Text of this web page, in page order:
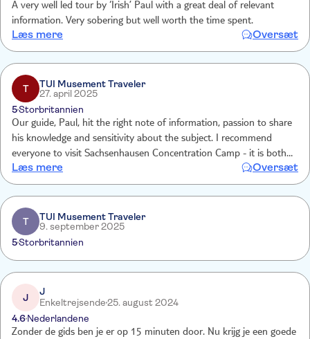
A very well led tour by ‘Irish’ Paul with a great deal of relevant
information. Very sobering but well worth the time spent.
Læs mere Oversæt
T
TUI Musement Traveler
27. april 2025
5Storbritannien
Our guide, Paul, hit the right note of information, passion to share
his knowledge and sensitivity about the subject. I recommend
everyone to visit Sachsenhausen Concentration Camp - it is both
interesting and arresting and will stay with me forever.
Læs mere Oversæt
T
TUI Musement Traveler
9. september 2025
5Storbritannien
J
J
Enkeltrejsende25. august 2024
4.6Nederlandene
Zonder de gids ben je er op 15 minuten door. Nu krijg je een goede